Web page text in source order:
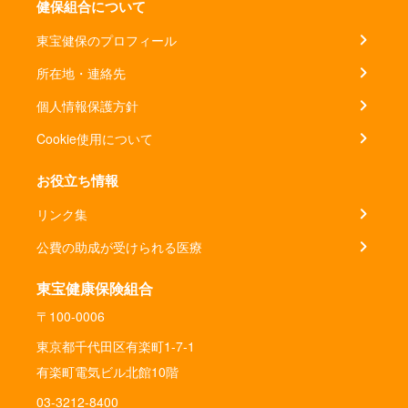
健保組合について
東宝健保のプロフィール
所在地・連絡先
個人情報保護方針
Cookie使用について
お役立ち情報
リンク集
公費の助成が受けられる医療
東宝健康保険組合
〒100-0006
東京都千代田区有楽町1-7-1
有楽町電気ビル北館10階
03-3212-8400